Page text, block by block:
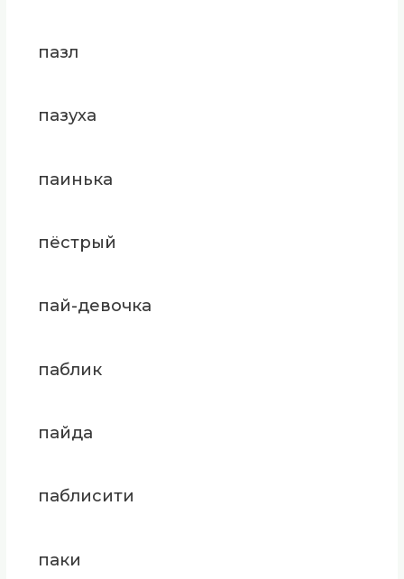
пазл
пазуха
паинька
пёстрый
пай-девочка
паблик
пайда
паблисити
паки